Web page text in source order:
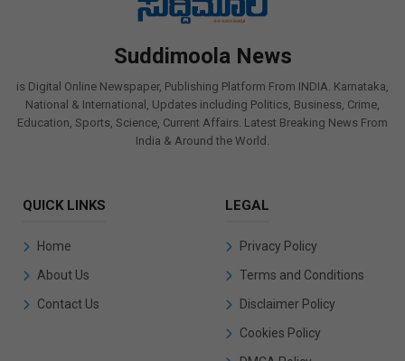
Suddimoola News
is Digital Online Newspaper, Publishing Platform From INDIA. Karnataka,
National & International, Updates including Politics, Business, Crime,
Education, Sports, Science, Current Affairs. Latest Breaking News From
India & Around the World.
QUICK LINKS
Home
About Us
Contact Us
LEGAL
Privacy Policy
Terms and Conditions
Disclaimer Policy
Cookies Policy